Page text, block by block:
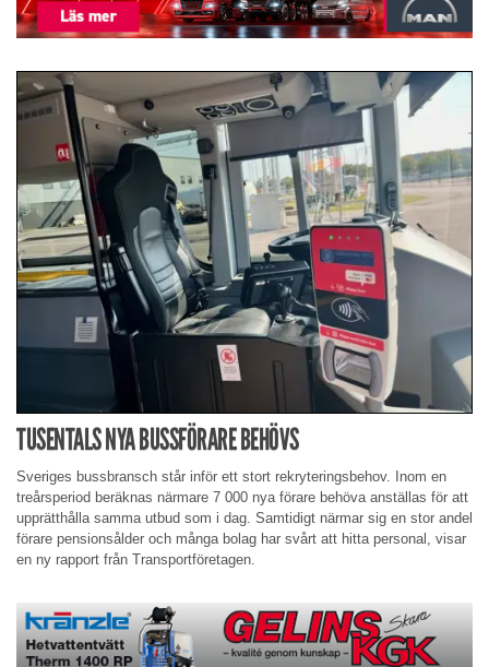
TUSENTALS NYA BUSSFÖRARE BEHÖVS
Sveriges bussbransch står inför ett stort rekryteringsbehov. Inom en
treårsperiod beräknas närmare 7 000 nya förare behöva anställas för att
upprätthålla samma utbud som i dag. Samtidigt närmar sig en stor andel
förare pensionsålder och många bolag har svårt att hitta personal, visar
en ny rapport från Transportföretagen.